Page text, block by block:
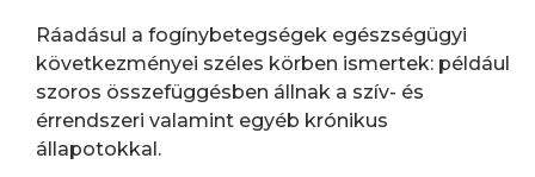
Ráadásul a fogínybetegségek egészségügyi
következményei széles körben ismertek: például
szoros összefüggésben állnak a szív- és
érrendszeri valamint egyéb krónikus
állapotokkal.